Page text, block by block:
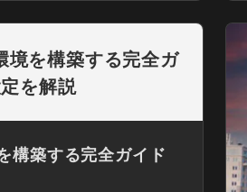
を構築する完全ガ
を解説
築する完全ガイド